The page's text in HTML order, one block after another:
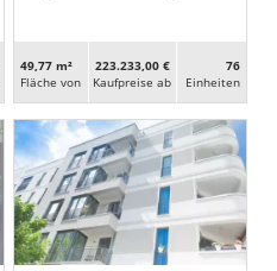
49,77 m²
Fläche von
223.233,00 €
Kaufpreise ab
76
Ein­heiten